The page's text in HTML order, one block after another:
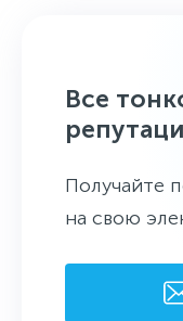
Все
Получайте
на свою